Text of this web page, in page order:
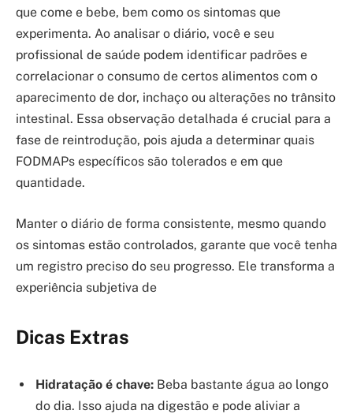
que come e bebe, bem como os sintomas que
experimenta. Ao analisar o diário, você e seu
profissional de saúde podem identificar padrões e
correlacionar o consumo de certos alimentos com o
aparecimento de dor, inchaço ou alterações no trânsito
intestinal. Essa observação detalhada é crucial para a
fase de reintrodução, pois ajuda a determinar quais
FODMAPs específicos são tolerados e em que
quantidade.
Manter o diário de forma consistente, mesmo quando
os sintomas estão controlados, garante que você tenha
um registro preciso do seu progresso. Ele transforma a
experiência subjetiva de
Dicas Extras
Hidratação é chave: Beba bastante água ao longo
do dia. Isso ajuda na digestão e pode aliviar a